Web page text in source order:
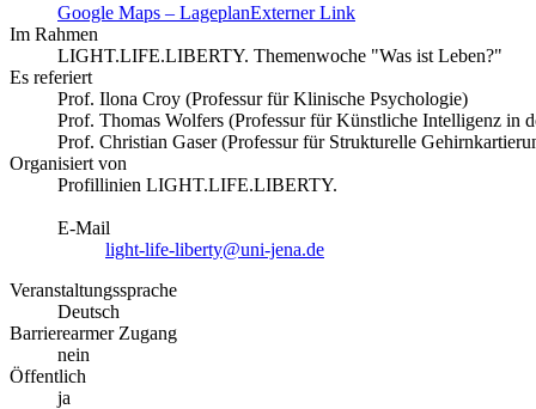
Google Maps – LageplanExterner Link
Im Rahmen
LIGHT.LIFE.LIBERTY. Themenwoche "Was ist Leben?"
Es referiert
Prof. Ilona Croy (Professur für Klinische Psychologie)
Prof. Thomas Wolfers (Professur für Künstliche Intelligenz in
Prof. Christian Gaser (Professur für Strukturelle
Organisiert von
Profillinien LIGHT.LIFE.LIBERTY.
E-Mail
light-life-liberty@uni-jena.de
Veranstaltungssprache
Deutsch
Barrierearmer Zugang
nein
Öffentlich
ja